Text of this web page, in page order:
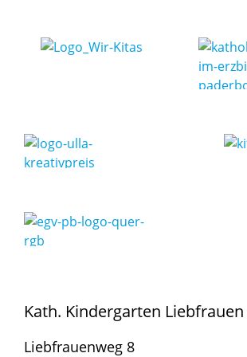
hauswirtschaftliche Tätigkeiten
Kath. Kindergarten
Liebfrauenweg 8